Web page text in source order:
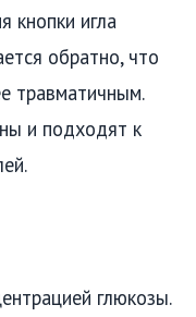
кнопки игла
обратно, что
травматичным.
и подходят к
глюкозы.